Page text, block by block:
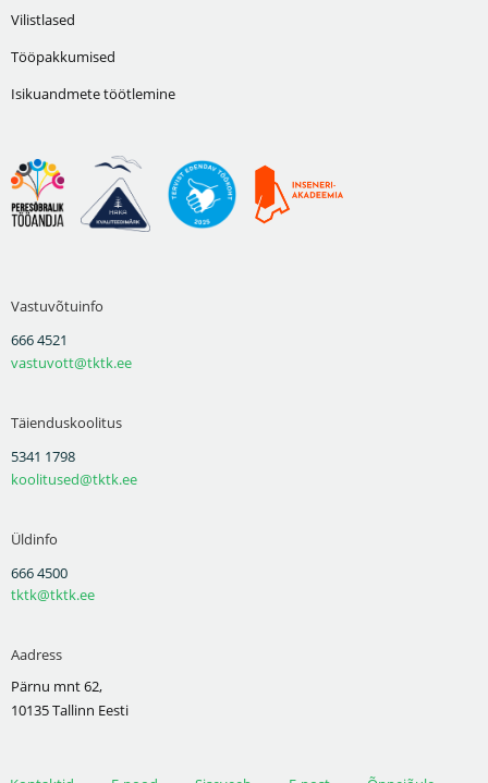
Vilistlased
Tööpakkumised
Isikuandmete töötlemine
Vastuvõtuinfo
666 4521
vastuvott@tktk.ee
Täienduskoolitus
5341 1798
koolitused@tktk.ee
Üldinfo
666 4500
tktk@tktk.ee
Aadress
Pärnu mnt 62,
10135 Tallinn Eesti